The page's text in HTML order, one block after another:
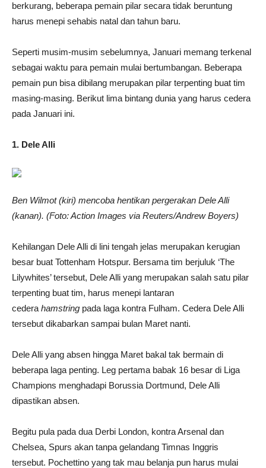
berkurang, beberapa pemain pilar secara tidak beruntung
harus menepi sehabis natal dan tahun baru.
Seperti musim-musim sebelumnya, Januari memang terkenal
sebagai waktu para pemain mulai bertumbangan. Beberapa
pemain pun bisa dibilang merupakan pilar terpenting buat tim
masing-masing. Berikut lima bintang dunia yang harus cedera
pada Januari ini.
1. Dele Alli
Ben Wilmot (kiri) mencoba hentikan pergerakan Dele Alli
(kanan). (Foto: Action Images via Reuters/Andrew Boyers)
Kehilangan Dele Alli di lini tengah jelas merupakan kerugian
besar buat Tottenham Hotspur. Bersama tim berjuluk ‘The
Lilywhites’ tersebut, Dele Alli yang merupakan salah satu pilar
terpenting buat tim, harus menepi lantaran
cedera hamstring pada laga kontra Fulham. Cedera Dele Alli
tersebut dikabarkan sampai bulan Maret nanti.
Dele Alli yang absen hingga Maret bakal tak bermain di
beberapa laga penting. Leg pertama babak 16 besar di Liga
Champions menghadapi Borussia Dortmund, Dele Alli
dipastikan absen.
Begitu pula pada dua Derbi London, kontra Arsenal dan
Chelsea, Spurs akan tanpa gelandang Timnas Inggris
tersebut. Pochettino yang tak mau belanja pun harus mulai